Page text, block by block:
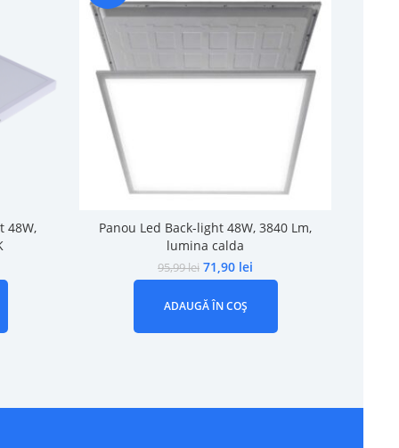
48W,
Panou Led Back-light 48W, 3840 Lm,
lumina calda
95,99lei 71,90 lei
ADAUGĂ ÎN COȘ